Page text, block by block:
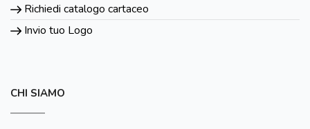
Richiedi catalogo cartaceo
Invio tuo Logo
CHI SIAMO